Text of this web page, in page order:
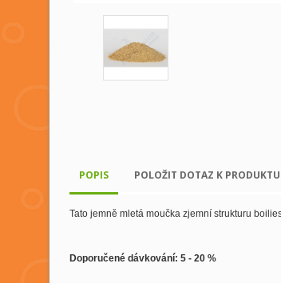
POPIS POLOŽIT DOTAZ K PRODUKTU
Tato jemně mletá moučka zjemní strukturu
Doporučené dávkování: 5 - 20 %